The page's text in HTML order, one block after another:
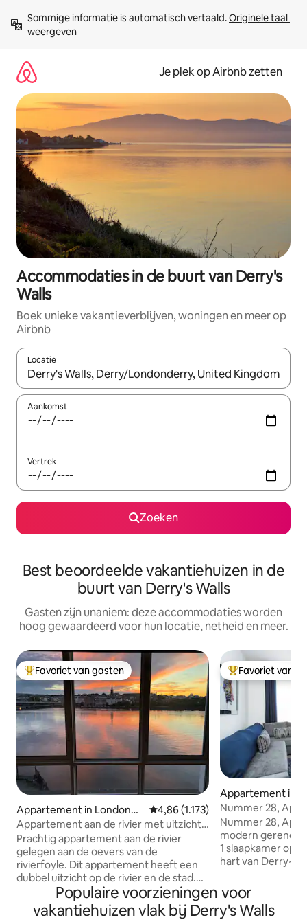
direct
naar
Sommige informatie is automatisch vertaald. Originele taal
weergeven
Je plek op Airbnb zetten
Accommodaties in de buurt van Derry's
Walls
Boek unieke vakantieverblijven, woningen en meer op
Airbnb
Locatie
Wanneer er resultaten beschikbaar zijn, maak je een keuze
Aankomst
Vertrek
Zoeken
Best beoordeelde vakantiehuizen in de
buurt van Derry's Walls
Gasten zijn unaniem: deze accommodaties worden
hoog gewaardeerd voor hun locatie, netheid en meer.
Topfavoriet van gasten
Favoriet van gasten
Appartement in Londonde
rry
Gemiddelde beoordeling van
4,86 (1.173)
Appartement aan de rivier met uitzicht
op de stad
Prachtig appartement aan de rivier
gelegen aan de oevers van de
rivierfoyle. Dit appartement heeft een
dubbel uitzicht op de rivier en de stad.
Terrasdeuren en balkon met opening
van de woonkamer in de keuken. De
locatie, het uitzicht op de stad, het
Topfavoriet van
Favoriet van
Appartement in
ry
Nummer 28,
Nummer 28,
modern gerenoveerd appartement met
1 slaapkamer op
hart van
winkelcentrum
winkelcentrum
en restaurants.
Populaire voorzieningen voor
vakantiehuizen vlak bij Derry's Walls